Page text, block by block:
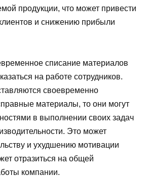
продукции, что может привести
и снижению прибыли
списание материалов
на работе сотрудников.
своевременно
материалы, то они могут
в выполнении своих задач
Это может
и ухудшению мотивации
отразиться на общей
компании.